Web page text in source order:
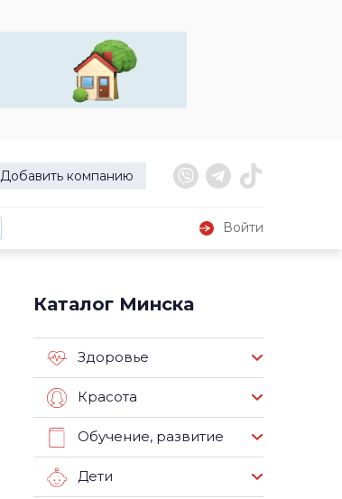
Добавить компанию
Войти
Каталог Минска
Здоровье
Красота
Обучение, развитие
Дети